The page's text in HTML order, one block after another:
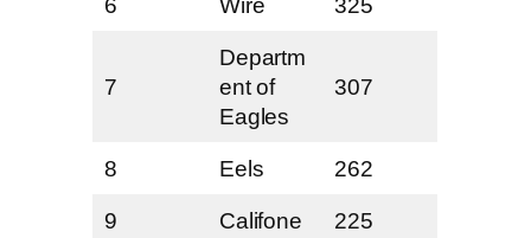
6 Wire 325
7
Departm
ent of
Eagles
307
8 Eels 262
9 Califone 225